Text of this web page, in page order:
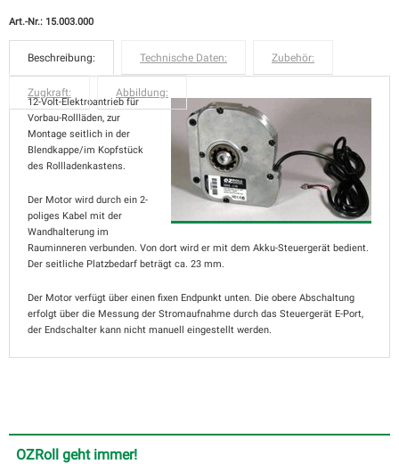
Art.-Nr.: 15.003.000
Beschreibung: Technische Daten: Zubehör:
Zugkraft: Abbildung:
12-Volt-Elektroantrieb für
Vorbau-Rollläden, zur
Montage seitlich in der
Blendkappe/im Kopfstück
des Rollladenkastens.
Der Motor wird durch ein 2-
poliges Kabel mit der
Wandhalterung im
Rauminneren verbunden. Von dort wird er mit dem Akku-Steuergerät bedient.
Der seitliche Platzbedarf beträgt ca. 23 mm.
Der Motor verfügt über einen fixen Endpunkt unten. Die obere Abschaltung
erfolgt über die Messung der Stromaufnahme durch das Steuergerät E-Port,
der Endschalter kann nicht manuell eingestellt werden.
OZRoll geht immer!